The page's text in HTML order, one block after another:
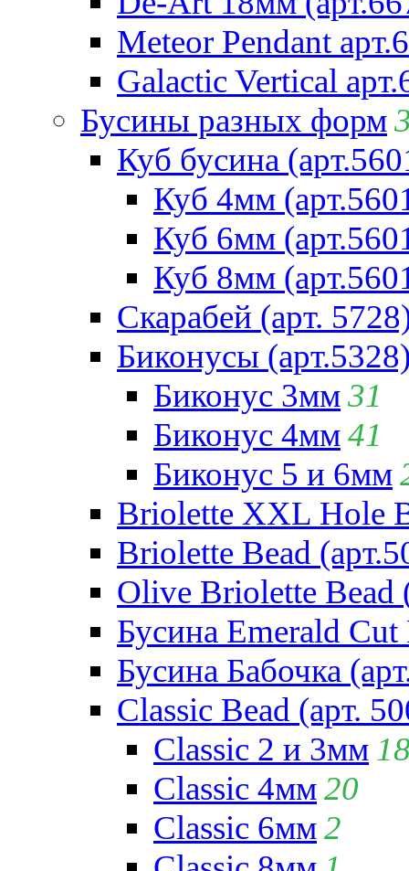
Meteor Pendant
Galactic Vertical
Бусины разных форм
Куб бусина
Куб 4мм
Куб 6мм
Куб 8мм
Скарабей (арт.
Биконусы
Биконус 3мм31
Биконус 4мм41
Биконус 5 и 6мм
Briolette XXL Hole
Briolette Bead
Olive Briolette Bead
Бусина Emerald Cut
Бусина Бабочка
Classic Bead (арт.
Classic 2 и 3мм
Classic 4мм20
Classic 6мм2